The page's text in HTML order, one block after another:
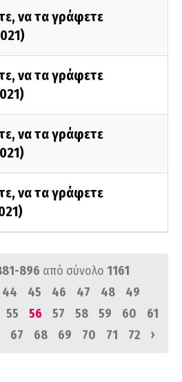
να τα γράφετε
να τα γράφετε
να τα γράφετε
να τα γράφετε
896 από σύνολο 1161
44 45 46 47 48
49
55 56 57 58 59 60
61
67 68 69 70 71 72 ›